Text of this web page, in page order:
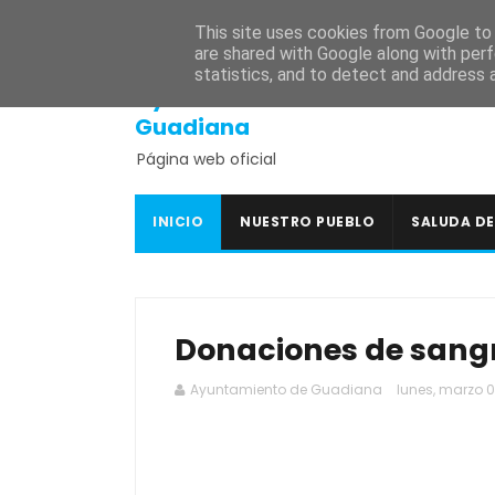
SEDE ELECTRÓNICA PORTAL DE
Guadiana
Página web oficial
INICIO NUESTRO PUEBLO SALUDA
Donaciones de
Ayuntamiento de Guadiana lunes, marzo
This site uses cookies from Google
are shared with Google along with
statistics, and to detect and address